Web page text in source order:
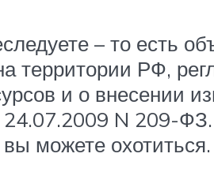
– то есть
территории РФ,
и о внесении
N 209-
можете охотиться.